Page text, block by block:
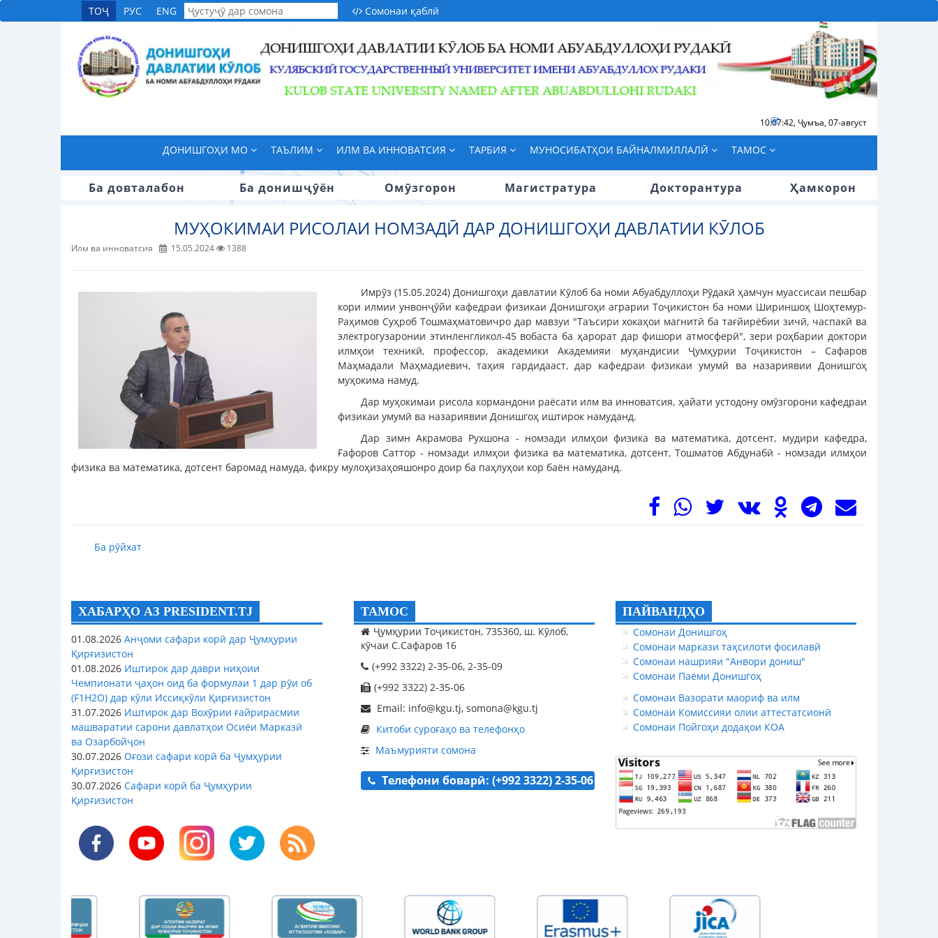
ТОҶ РУС ENG Сомонаи қаблӣ
10:07:42, Ҷумъа, 07-август
ДОНИШГОҲИ МО ТАЪЛИМ ИЛМ ВА ИННОВАТСИЯ ТАРБИЯ МУНОСИБАТҲОИ БАЙНАЛМИЛЛАЛӢ ТАМОС
Ба довталабон Ба донишҷӯён Омӯзгорон Магистратура Докторантура Ҳамкорон
МУҲОКИМАИ РИСОЛАИ НОМЗАДӢ ДАР ДОНИШГОҲИ ДАВЛАТИИ КӮЛОБ
Илм ва инноватсия 15.05.2024 1388
Имрӯз (15.05.2024) Донишгоҳи давлатии Кӯлоб ба номи Абуабдуллоҳи Рӯдакӣ ҳамчун муассисаи пешбар
кори илмии унвонҷӯйи кафедраи физикаи Донишгоҳи аграрии Тоҷикистон ба номи Шириншоҳ Шоҳтемур-
Раҳимов Суҳроб Тошмаҳматовичро дар мавзуи "Таъсири хокаҳои магнитӣ ба тағйирёбии зичӣ, часпакӣ ва
электрогузаронии этинленгликол-45 вобаста ба ҳарорат дар фишори атмосферӣ", зери роҳбарии доктори
илмҳои техникӣ, профессор, академики Академияи муҳандисии Ҷумҳурии Тоҷикистон – Сафаров
Маҳмадали Маҳмадиевич, таҳия гардидааст, дар кафедраи физикаи умумӣ ва назариявии Донишгоҳ
муҳокима намуд.
Дар муҳокимаи рисола кормандони раёсати илм ва инноватсия, ҳайати устодону омӯзгорони кафедраи
физикаи умумӣ ва назариявии Донишгоҳ иштирок намуданд.
Дар зимн Акрамова Рухшона - номзади илмҳои физика ва математика, дотсент, мудири кафедра,
Ғафоров Саттор - номзади илмҳои физика ва математика, дотсент, Тошматов Абдунабӣ - номзади илмҳои
физика ва математика, дотсент баромад намуда, фикру мулоҳизаҳояшонро доир ба паҳлуҳои кор баён намуданд.
Ба рӯйхат
ХАБАРҲО АЗ PRESIDENT.TJ
01.08.2026 Анҷоми сафари корӣ дар Ҷумҳурии
Қирғизистон
01.08.2026 Иштирок дар даври ниҳоии
Чемпионати ҷаҳон оид ба формулаи 1 дар рӯи об
(F1H2O) дар кӯли Иссиқкӯли Қирғизистон
31.07.2026 Иштирок дар Вохӯрии ғайрирасмии
машваратии сарони давлатҳои Осиёи Марказӣ
ва Озарбойҷон
30.07.2026 Оғози сафари корӣ ба Ҷумҳурии
Қирғизистон
30.07.2026 Сафари корӣ ба Ҷумҳурии
Қирғизистон
ТАМОС
Ҷумҳурии Тоҷикистон, 735360, ш. Кӯлоб,
кӯчаи С.Сафаров 16
(+992 3322) 2-35-06, 2-35-09
(+992 3322) 2-35-06
Email: info@kgu.tj, somona@kgu.tj
Китоби суроғаҳо ва телефонҳо
Маъмурияти сомона
Телефони боварӣ: (+992 3322) 2-35-06
ПАЙВАНДҲО
Сомонаи Донишгоҳ
Сомонаи маркази таҳсилоти фосилавӣ
Сомонаи нашрияи "Анвори дониш"
Сомонаи Паёми Донишгоҳ
Сомонаи Вазорати маориф ва илм
Сомонаи Комиссияи олии аттестатсионӣ
Сомонаи Пойгоҳи додаҳои КОА